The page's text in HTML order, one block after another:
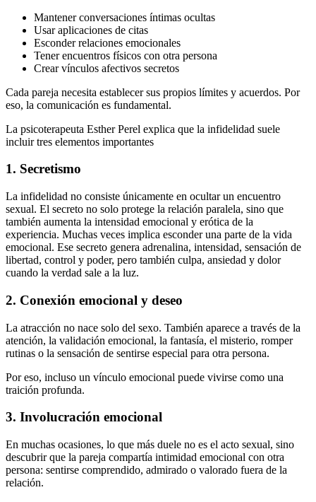
Mantener conversaciones íntimas ocultas
Usar aplicaciones de citas
Esconder relaciones emocionales
Tener encuentros físicos con otra persona
Crear vínculos afectivos secretos
Cada pareja necesita establecer sus propios límites y acuerdos. Por
eso, la comunicación es fundamental.
La psicoterapeuta Esther Perel explica que la infidelidad suele
incluir tres elementos importantes
1. Secretismo
La infidelidad no consiste únicamente en ocultar un encuentro
sexual. El secreto no solo protege la relación paralela, sino que
también aumenta la intensidad emocional y erótica de la
experiencia. Muchas veces implica esconder una parte de la vida
emocional. Ese secreto genera adrenalina, intensidad, sensación de
libertad, control y poder, pero también culpa, ansiedad y dolor
cuando la verdad sale a la luz.
2. Conexión emocional y deseo
La atracción no nace solo del sexo. También aparece a través de la
atención, la validación emocional, la fantasía, el misterio, romper
rutinas o la sensación de sentirse especial para otra persona.
Por eso, incluso un vínculo emocional puede vivirse como una
traición profunda.
3. Involucración emocional
En muchas ocasiones, lo que más duele no es el acto sexual, sino
descubrir que la pareja compartía intimidad emocional con otra
persona: sentirse comprendido, admirado o valorado fuera de la
relación.